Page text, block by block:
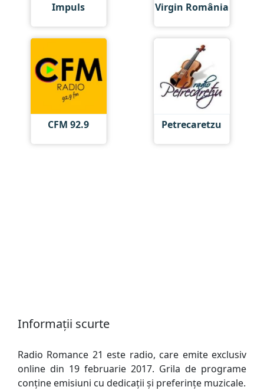
Impuls Virgin România
CFM 92.9 Petrecaretzu
Informații scurte
Radio Romance 21 este radio, care emite exclusiv
online din 19 februarie 2017. Grila de programe
conține emisiuni cu dedicații și preferințe muzicale.